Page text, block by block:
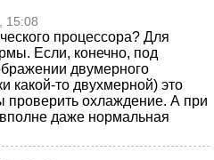
15:08
процессора? Для
Если, конечно, под
двумерного
какой-то двухмерной) это
проверить охлаждение. А при
даже нормальная